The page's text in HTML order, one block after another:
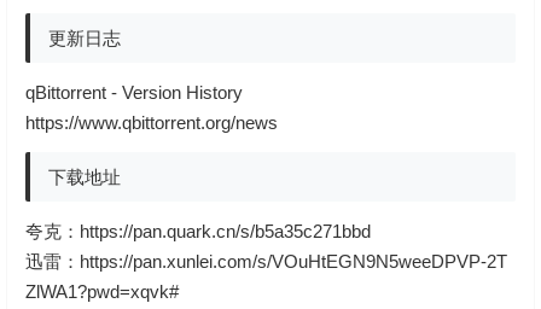
更新日志
qBittorrent - Version History
https://www.qbittorrent.org/news
下载地址
夸克： https://pan.quark.cn/s/b5a35c271bbd
迅雷： https://pan.xunlei.com/s/VOuHtEGN9N5weeDPVP-2T
ZlWA1?pwd=xqvk#